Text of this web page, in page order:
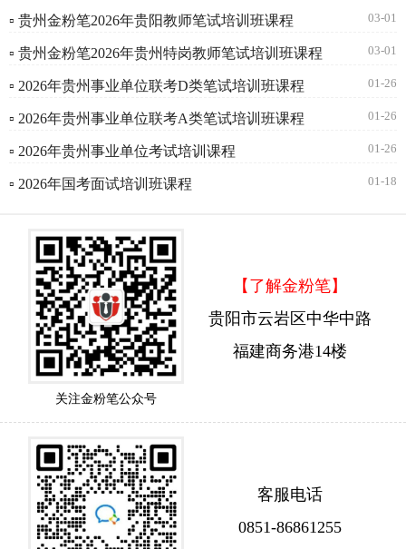
▫ 贵州金粉笔2026年贵阳教师笔试培训班课程 03-01
▫ 贵州金粉笔2026年贵州特岗教师笔试培训班课程 03-01
▫ 2026年贵州事业单位联考D类笔试培训班课程 01-26
▫ 2026年贵州事业单位联考A类笔试培训班课程 01-26
▫ 2026年贵州事业单位考试培训课程 01-26
▫ 2026年国考面试培训班课程 01-18
关注金粉笔公众号
【了解金粉笔】
贵阳市云岩区中华中路
福建商务港14楼
客服电话
0851-86861255